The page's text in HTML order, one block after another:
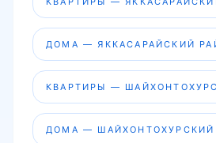
ДОМА — ЯККАСАРАЙСКИЙ
КВАРТИРЫ —
ДОМА — ШАЙХОНТОХУРСКИЙ